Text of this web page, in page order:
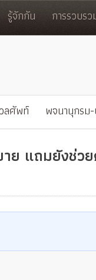
รู้จักกัน การรวบร
ลศัพท์ พจนานุกรม
ย แถมยังช่ว